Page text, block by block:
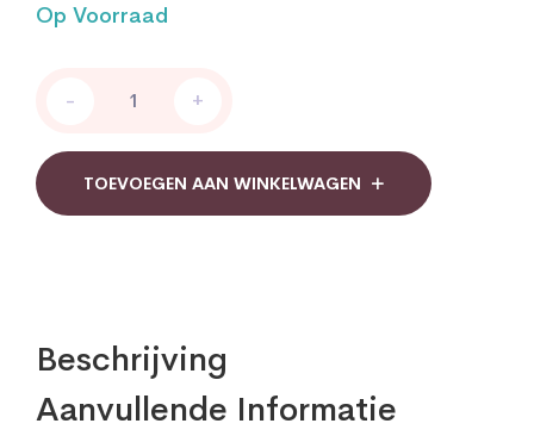
Op Voorraad
Haar
Balans
quantity
- +
TOEVOEGEN AAN WINKELWAGEN
Beschrijving
Aanvullende Informatie